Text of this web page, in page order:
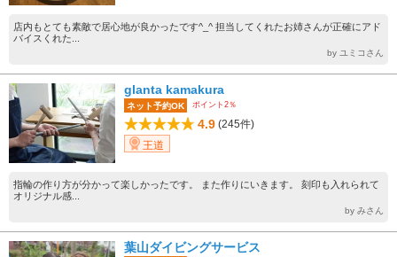
店内もとても素敵で居心地が良かったです^_^ 担当してくれたお姉さんが正確にアド
バイスくれた...
by ユミコさん
glanta kamakura
ネット予約OK ポイント2％
4.9 (245件)
王道
指輪の作り方が分かって楽しかったです。 また作りにいきます。 刻印も入れられて
オリジナル感...
by みさん
葉山ダイビングサービス